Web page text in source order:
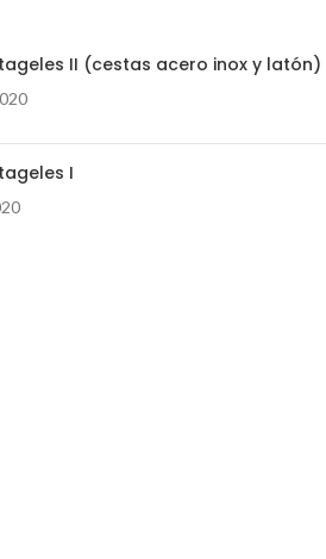
II (cestas acero inox y latón)
I